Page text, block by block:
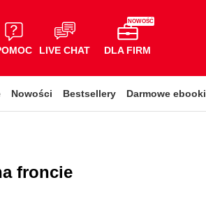
LIVE CHAT
NOWOŚĆ
DLA FIRM
Nowości Bestsellery Darmowe ebooki
froncie